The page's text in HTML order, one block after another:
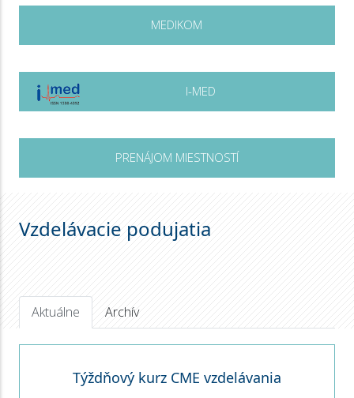
MEDIKOM
I-MED
PRENÁJOM MIESTNOSTÍ
Vzdelávacie podujatia
Aktuálne Archív
Týždňový kurz CME vzdelávania